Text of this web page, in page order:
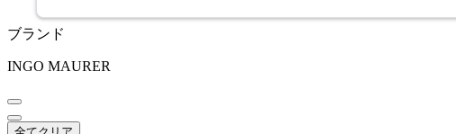
アイコ
座面高
ブランド
INGO MAURER